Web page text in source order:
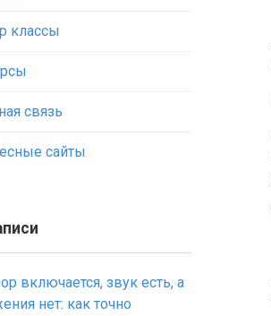
классы
связь
сайты
включается, звук есть, а
нет: как точно